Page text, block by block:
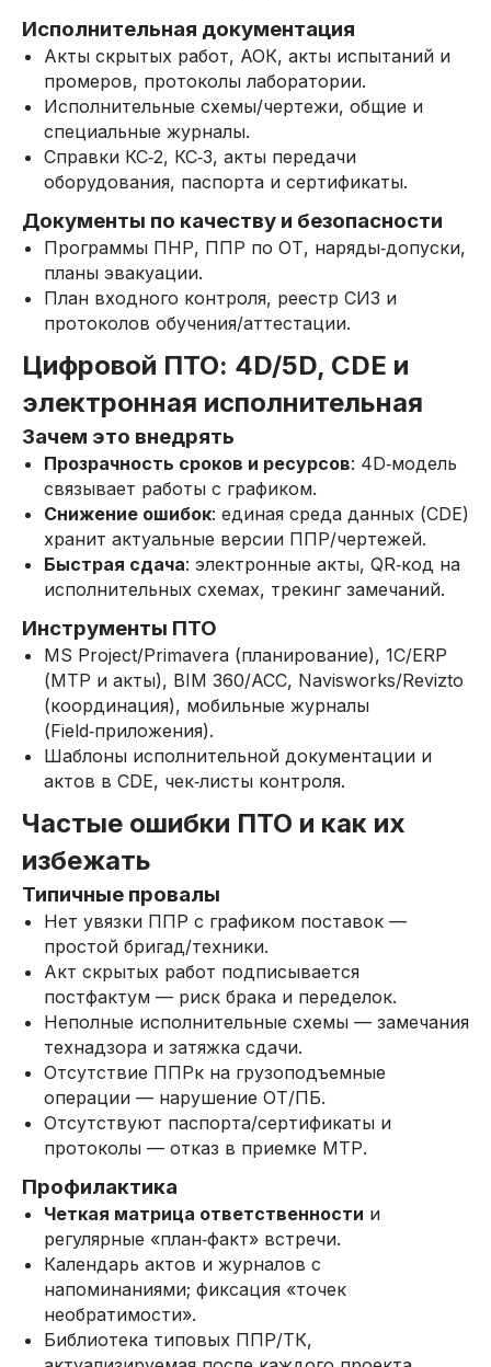
Исполнительная документация
Акты скрытых работ, АОК, акты испытаний и
промеров, протоколы лаборатории.
Исполнительные схемы/чертежи, общие и
специальные журналы.
Справки КС‑2, КС‑3, акты передачи
оборудования, паспорта и сертификаты.
Документы по качеству и безопасности
Программы ПНР, ППР по ОТ, наряды‑допуски,
планы эвакуации.
План входного контроля, реестр СИЗ и
протоколов обучения/аттестации.
Цифровой ПТО: 4D/5D, CDE и
электронная исполнительная
Зачем это внедрять
Прозрачность сроков и ресурсов: 4D‑модель
связывает работы с графиком.
Снижение ошибок: единая среда данных (CDE)
хранит актуальные версии ППР/чертежей.
Быстрая сдача: электронные акты, QR‑код на
исполнительных схемах, трекинг замечаний.
Инструменты ПТО
MS Project/Primavera (планирование), 1С/ERP
(МТР и акты), BIM 360/ACC, Navisworks/Revizto
(координация), мобильные журналы
(Field‑приложения).
Шаблоны исполнительной документации и
актов в CDE, чек‑листы контроля.
Частые ошибки ПТО и как их
избежать
Типичные провалы
Нет увязки ППР с графиком поставок —
простой бригад/техники.
Акт скрытых работ подписывается
постфактум — риск брака и переделок.
Неполные исполнительные схемы — замечания
технадзора и затяжка сдачи.
Отсутствие ППРк на грузоподъемные
операции — нарушение ОТ/ПБ.
Отсутствуют паспорта/сертификаты и
протоколы — отказ в приемке МТР.
Профилактика
Четкая матрица ответственности и
регулярные «план‑факт» встречи.
Календарь актов и журналов с
напоминаниями; фиксация «точек
необратимости».
Библиотека типовых ППР/ТК,